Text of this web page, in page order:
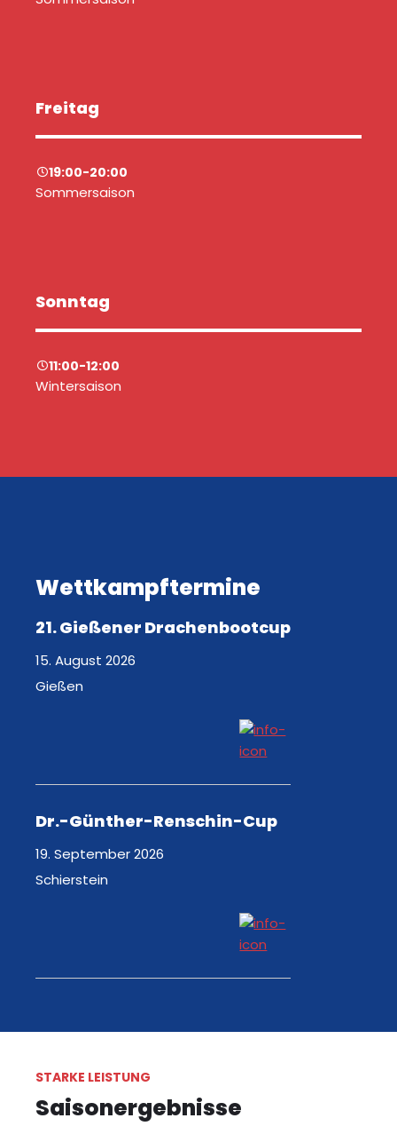
Freitag
19:00-20:00
Sommersaison
Sonntag
11:00-12:00
Wintersaison
Wettkampftermine
21. Gießener Drachenbootcup
15. August 2026
Gießen
Dr.-Günther-Renschin-Cup
19. September 2026
Schierstein
STARKE LEISTUNG
Saisonergebnisse